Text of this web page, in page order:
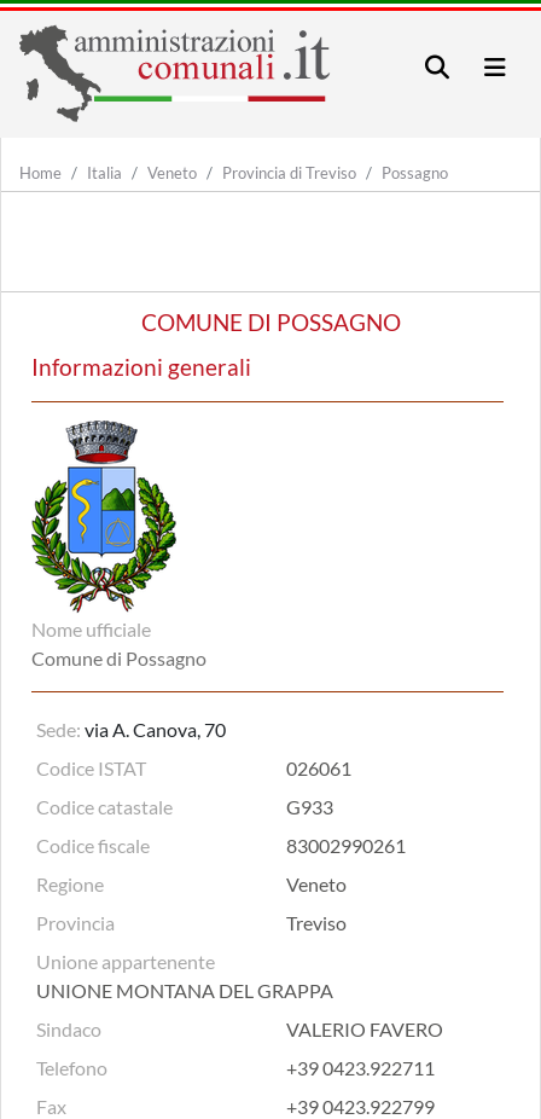
Home Italia Veneto Provincia di Treviso Possagno
COMUNE DI POSSAGNO
Informazioni generali
Nome ufficiale
Comune di Possagno
Sede: via A. Canova, 70
Codice ISTAT
026061
Codice catastale
G933
Codice fiscale
83002990261
Regione
Veneto
Provincia
Treviso
Unione appartenente
UNIONE MONTANA DEL GRAPPA
Sindaco
VALERIO FAVERO
Telefono
+39 0423.922711
Fax
+39 0423.922799